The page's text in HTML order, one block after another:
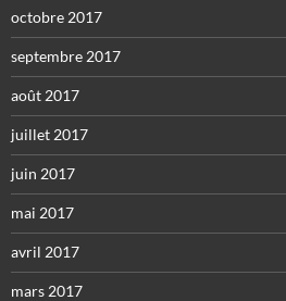
octobre 2017
septembre 2017
août 2017
juillet 2017
juin 2017
mai 2017
avril 2017
mars 2017